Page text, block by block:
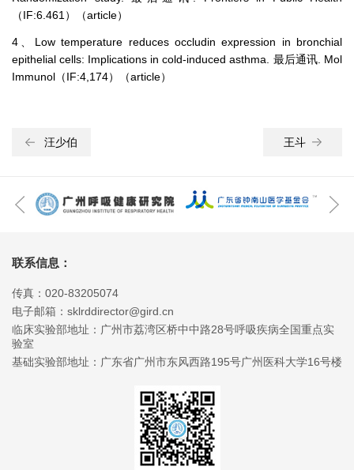
（IF:6.461）（article）
4、Low temperature reduces occludin expression in bronchial
epithelial cells: Implications in cold-induced asthma. 最后通讯. Mol
Immunol（IF:4,174）（article）
汪少伯 王斗
联系信息：
传真：020-83205074
电子邮箱：sklrddirector@gird.cn
临床实验部地址：广州市荔湾区桥中中路28号呼吸疾病全国重点实
验室
基础实验部地址：广东省广州市东风西路195号广州医科大学16号楼